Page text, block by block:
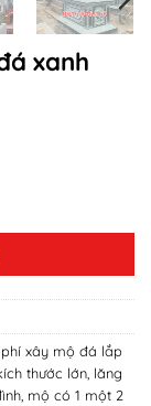
xanh
mái số lượng
xây mộ đá lắp
thước lớn lăng
mộ có 1 một 2